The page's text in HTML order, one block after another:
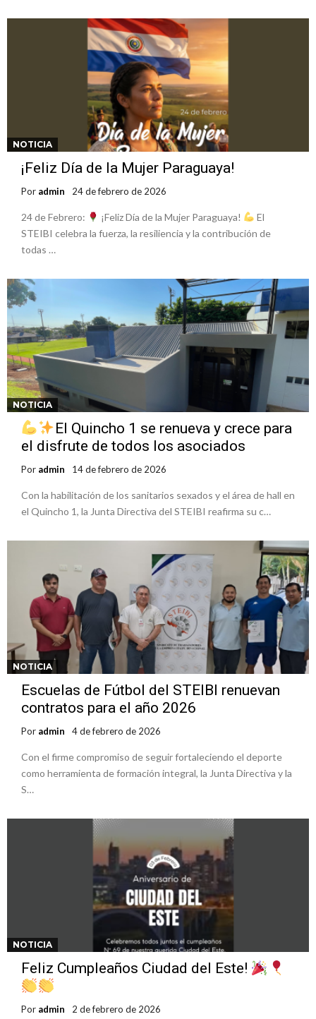
NOTICIA
¡Feliz Día de la Mujer Paraguaya!
Por admin 24 de febrero de 2026
24 de Febrero: ¡Feliz Día de la Mujer Paraguaya!
El
STEIBI celebra la fuerza, la resiliencia y la contribución de
todas …
NOTICIA
El Quincho 1 se renueva y crece para
el disfrute de todos los asociados
Por admin 14 de febrero de 2026
Con la habilitación de los sanitarios sexados y el área de hall en
el Quincho 1, la Junta Directiva del STEIBI reafirma su c…
NOTICIA
Escuelas de Fútbol del STEIBI renuevan
contratos para el año 2026
Por admin 4 de febrero de 2026
Con el firme compromiso de seguir fortaleciendo el deporte
como herramienta de formación integral, la Junta Directiva y la
S…
NOTICIA
Feliz Cumpleaños Ciudad del Este!
Por admin 2 de febrero de 2026